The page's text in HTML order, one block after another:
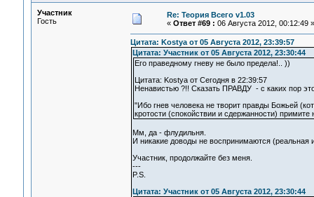
Участник
Гость
Re: Теория Всего v1.03
« Ответ #69 : 06 Августа 2012, 00:12:49 »
Цитата: Kostya от 05 Августа 2012, 23:39:57
Цитата: Участник от 05 Августа 2012, 23:30:44
Его праведному гневу не было предела!.. ))
Цитата: Kostya от Сегодня в 22:39:57
Ненавистью ?!! Сказать ПРАВДУ - с каких пор
"Ибо гнев человека не творит правды Божьей
кротости (спокойствии и сдержанности)
Мм, да - флудильня.
И никакие доводы не воспринимаются (реальная
Участник, продолжайте без меня.
---
P.S.
Цитата: Участник от 05 Августа 2012, 23:30:44